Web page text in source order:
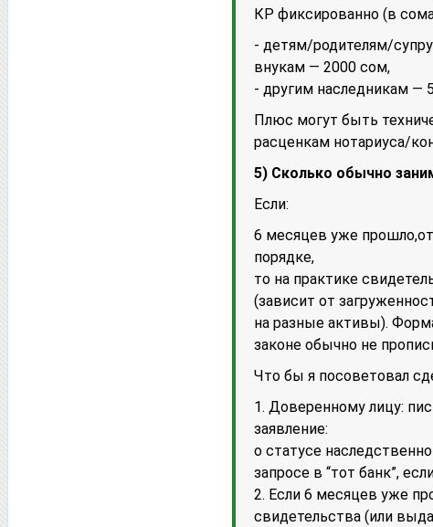
КР фиксированно (в
- детям/родителям/
внукам — 2000 сом,
- другим наследникам —
Плюс могут быть
расценкам нотариуса/
5) Сколько обычно
Если:
6 месяцев уже
порядке,
то на практике
(зависит от
на разные активы).
законе обычно не
Что бы я посоветовал
1. Доверенному лицу:
заявление:
о статусе
запросе в “тот банк”,
2. Если 6 месяцев уже
свидетельства (или